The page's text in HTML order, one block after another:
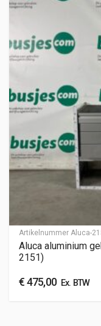
Artikelnummer Aluca-
Aluca aluminium
2151)
€475,00Ex. BTW